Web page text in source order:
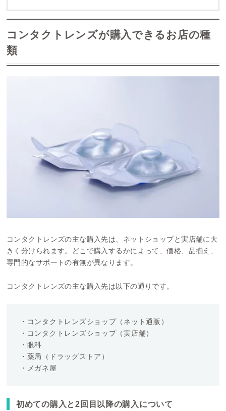
コンタクトレンズが購入できるお店の種
類
コンタクトレンズの主な購入先は、ネットショップと実店舗に大
きく分けられます。どこで購入するかによって、価格、品揃え、
専門的なサポートの有無が異なります。
コンタクトレンズの主な購入先は以下の通りです。
・コンタクトレンズショップ（ネット通販）
・コンタクトレンズショップ（実店舗）
・眼科
・薬局（ドラッグストア）
・メガネ屋
初めての購入と2回目以降の購入について